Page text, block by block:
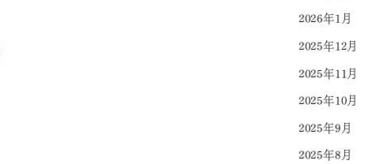
2026年1月
2025年12月
2025年11月
2025年10月
2025年9月
2025年8月